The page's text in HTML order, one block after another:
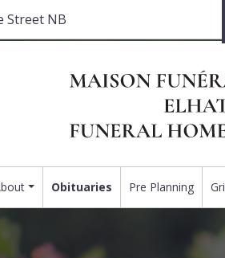
Street NB
Obituaries Pre Planning